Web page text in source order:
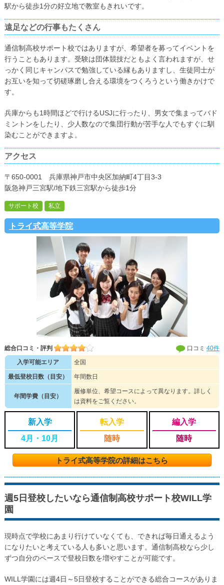
駅から徒歩1分の好立地で教室もきれいです。
遠足などの行事もたくさん
通信制高校サポート校ではありますが、希望者を募ってイベントを
行うこともあります。受験は団体競技だともよく言われますが、せ
っかく同じキャンパスで勉強している縁もありますし、生徒同士が
お互いを知って切磋琢磨し合える環境をつくろうという働きかけで
す。
兵庫からも1時間ほどで行けるUSJに行ったり、男女で集まってバド
ミントンをしたり、少人数なので集団行動が苦手な人でもすぐに馴
染むことができますよ。
アクセス
〒650-0001 兵庫県神戸市中央区加納町4丁目3-3
阪急神戸三宮駅/地下鉄三宮駅から徒歩1分
トライ式高等学院
サポート校 私立
総合口コミ・評判 口コミ40件
入学可能エリア
全国
最低登校日数（目安） 年間数日
年間学費（目安）
履修単位、希望コースによって異なります。詳しく
は資料をご覧ください。
新入学
4月・10月
転入学
随時
編入学
随時
トライ式高等学院の詳細はこちら
週5日登校したいなら通信制高校サポート校WILL学
園
現時点で学校にあまり行けていなくても、できれば毎日通えるよう
になりたいと考えている人も多いと思います。通信制高校なら少し
ずつ自分のペースで登校日数を増やすことが可能です。
WILL学園には週4日～5日登校することができる総合コースがありま